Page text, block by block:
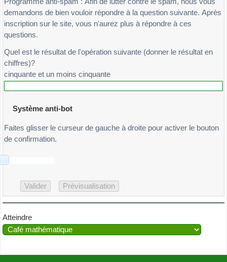
demandons de bien vouloir répondre à la question suivante. Après
inscription sur le site, vous n'aurez plus à répondre à ces
questions.
Quel est le résultat de l'opération suivante (donner le résultat en
chiffres)?
cinquante et un moins cinquante
Système anti-bot
Faites glisser le curseur de gauche à droite pour activer le bouton
de confirmation.
Atteindre